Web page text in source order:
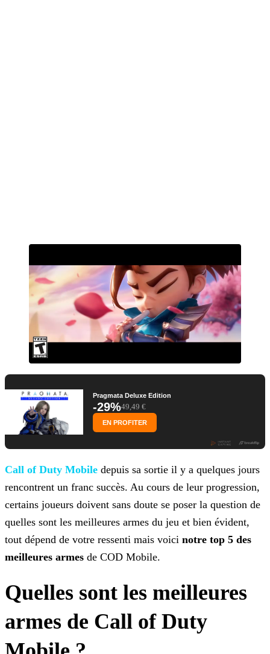
Pragmata Deluxe Edition
-29%49,49 €
EN PROFITER
Call of Duty Mobile depuis sa sortie il y a quelques jours
rencontrent un franc succès. Au cours de leur progression,
certains joueurs doivent sans doute se poser la question de
quelles sont les meilleures armes du jeu et bien évident,
tout dépend de votre ressenti mais voici notre top 5 des
meilleures armes de COD Mobile.
Quelles sont les meilleures
armes de Call of Duty